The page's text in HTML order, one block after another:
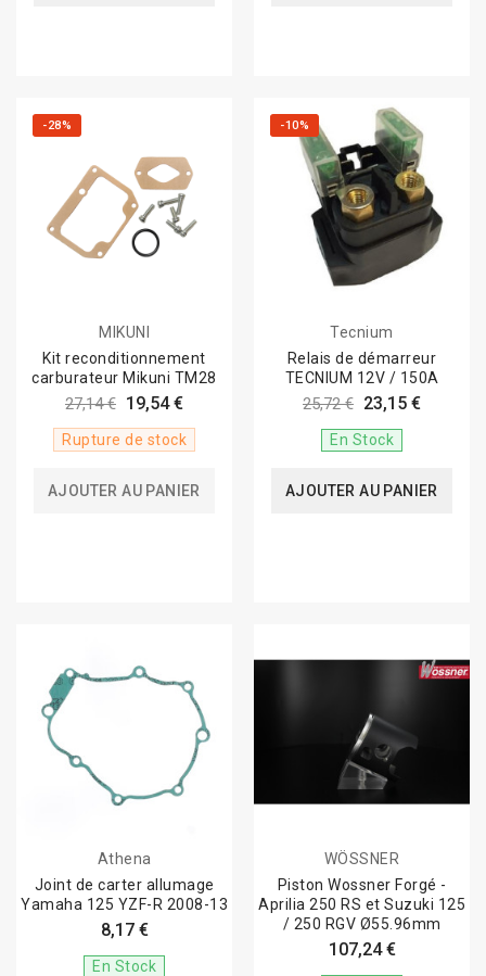
-28%
MIKUNI
Kit reconditionnement
carburateur Mikuni TM28
27,14 € 19,54 €
Rupture de stock
AJOUTER AU PANIER
-10%
Tecnium
Relais de démarreur
TECNIUM 12V / 150A
25,72 € 23,15 €
En Stock
AJOUTER AU PANIER
Athena
Joint de carter allumage
Yamaha 125 YZF-R 2008-13
8,17 €
En Stock
WÖSSNER
Piston Wossner Forgé -
Aprilia 250 RS et Suzuki 125
/ 250 RGV Ø55.96mm
107,24 €